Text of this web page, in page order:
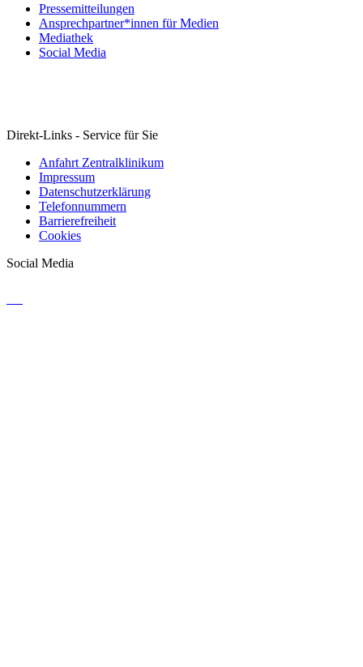
Pressemitteilungen
Ansprechpartner*innen für Medien
Mediathek
Social Media
Direkt-Links - Service für Sie
Anfahrt Zentralklinikum
Impressum
Datenschutzerklärung
Telefonnummern
Barrierefreiheit
Cookies
Social Media